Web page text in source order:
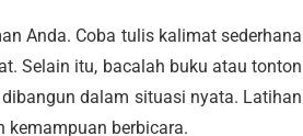
Anda. Coba tulis kalimat sederhana
Selain itu, bacalah buku atau tonton
dalam situasi nyata. Latihan
kemampuan berbicara.